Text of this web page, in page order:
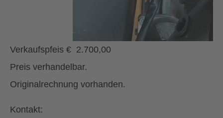
Verkaufspfeis € 2.700,00
Preis verhandelbar.
Originalrechnung vorhanden.
Kontakt: